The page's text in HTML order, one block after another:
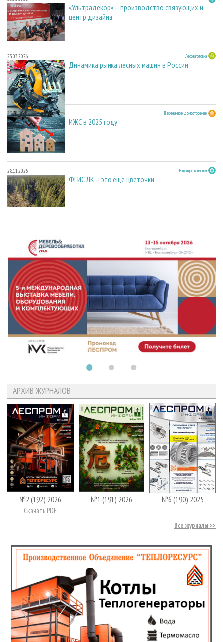
«Ультрадекор» – производство связующих и
центр дизайна
23.03.2026 Лесозаготовка
Динамика рынка лесных машин в России
23.03.2026 Деревянное домостроение
ИЖС в 2025 году
28.11.2025 В центре внимания
ФГИС ЛК – это еще цветочки
АРХИВ ЖУРНАЛОВ
№2 (192) 2026
Скачать PDF
№1 (191) 2026 №6 (190) 2025
Все журналы